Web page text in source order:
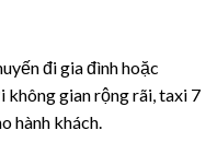
đi gia đình hoặc
gian rộng rãi, taxi 7
hành khách.